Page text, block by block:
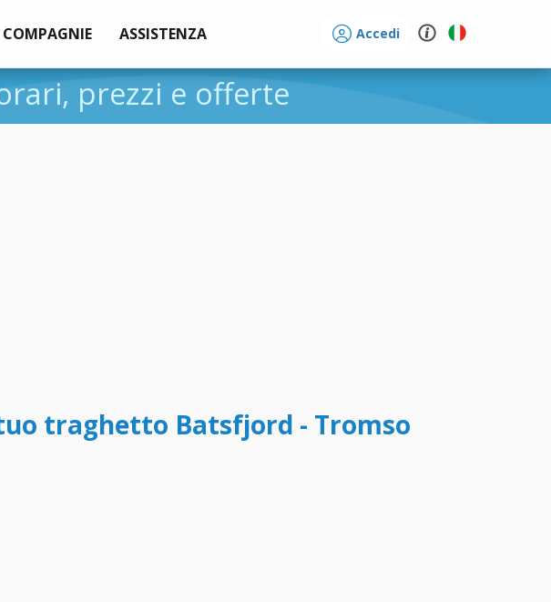
COMPAGNIE ASSISTENZA Accedi
prezzi e offerte
traghetto Batsfjord - Tromso